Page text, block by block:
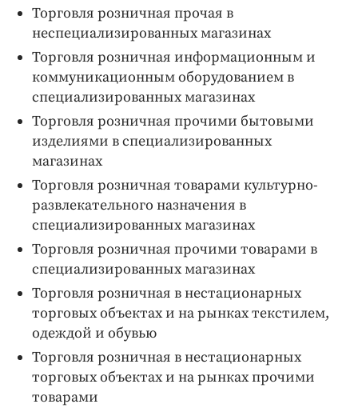
Торговля розничная прочая в
неспециализированных магазинах
Торговля розничная информационным и
коммуникационным оборудованием в
специализированных магазинах
Торговля розничная прочими бытовыми
изделиями в специализированных
магазинах
Торговля розничная товарами культурно-
развлекательного назначения в
специализированных магазинах
Торговля розничная прочими товарами в
специализированных магазинах
Торговля розничная в нестационарных
торговых объектах и на рынках текстилем,
одеждой и обувью
Торговля розничная в нестационарных
торговых объектах и на рынках прочими
товарами